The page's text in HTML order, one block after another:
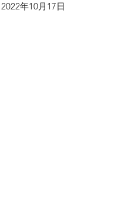
2022年10月17日